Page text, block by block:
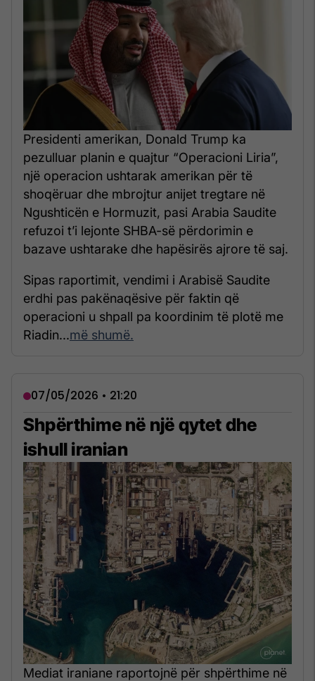
Presidenti amerikan, Donald Trump ka
pezulluar planin e quajtur “Operacioni Liria”,
një operacion ushtarak amerikan për të
shoqëruar dhe mbrojtur anijet tregtare në
Ngushticën e Hormuzit, pasi Arabia Saudite
refuzoi t’i lejonte SHBA-së përdorimin e
bazave ushtarake dhe hapësirës ajrore të saj.
Sipas raportimit, vendimi i Arabisë Saudite
erdhi pas pakënaqësive për faktin që
operacioni u shpall pa koordinim të plotë me
Riadin...më shumë.
07/05/2026 • 21:20
Shpërthime në një qytet dhe
ishull iranian
Mediat iraniane raportojnë për shpërthime në